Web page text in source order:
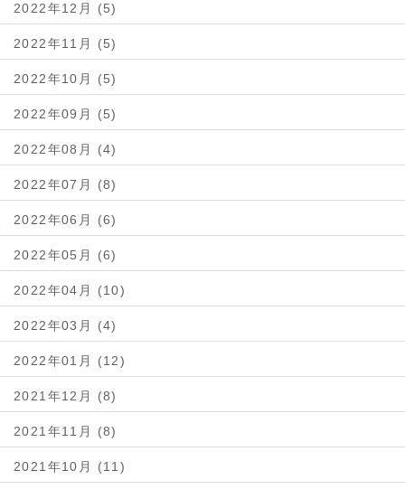
2022年12月 (5)
2022年11月 (5)
2022年10月 (5)
2022年09月 (5)
2022年08月 (4)
2022年07月 (8)
2022年06月 (6)
2022年05月 (6)
2022年04月 (10)
2022年03月 (4)
2022年01月 (12)
2021年12月 (8)
2021年11月 (8)
2021年10月 (11)